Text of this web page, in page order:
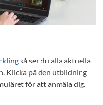
så ser du alla aktuella
Klicka på den utbildning
för att anmäla dig.